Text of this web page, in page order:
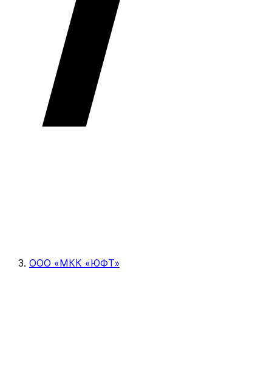
ООО «МКК «ЮФТ»